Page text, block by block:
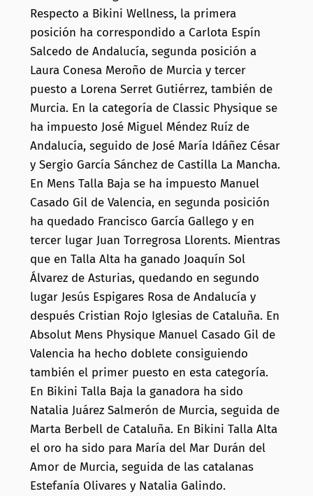
Respecto a Bikini Wellness, la primera
posición ha correspondido a Carlota Espín
Salcedo de Andalucía, segunda posición a
Laura Conesa Meroño de Murcia y tercer
puesto a Lorena Serret Gutiérrez, también de
Murcia. En la categoría de Classic Physique se
ha impuesto José Miguel Méndez Ruíz de
Andalucía, seguido de José María Idáñez César
y Sergio García Sánchez de Castilla La Mancha.
En Mens Talla Baja se ha impuesto Manuel
Casado Gil de Valencia, en segunda posición
ha quedado Francisco García Gallego y en
tercer lugar Juan Torregrosa Llorents. Mientras
que en Talla Alta ha ganado Joaquín Sol
Álvarez de Asturias, quedando en segundo
lugar Jesús Espigares Rosa de Andalucía y
después Cristian Rojo Iglesias de Cataluña. En
Absolut Mens Physique Manuel Casado Gil de
Valencia ha hecho doblete consiguiendo
también el primer puesto en esta categoría.
En Bikini Talla Baja la ganadora ha sido
Natalia Juárez Salmerón de Murcia, seguida de
Marta Berbell de Cataluña. En Bikini Talla Alta
el oro ha sido para María del Mar Durán del
Amor de Murcia, seguida de las catalanas
Estefanía Olivares y Natalia Galindo.